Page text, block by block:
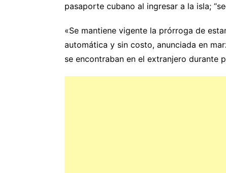
pasaporte cubano al ingresar a la isla;
«Se mantiene vigente la prórroga de
automática y sin costo, anunciada en
se encontraban en el extranjero durante